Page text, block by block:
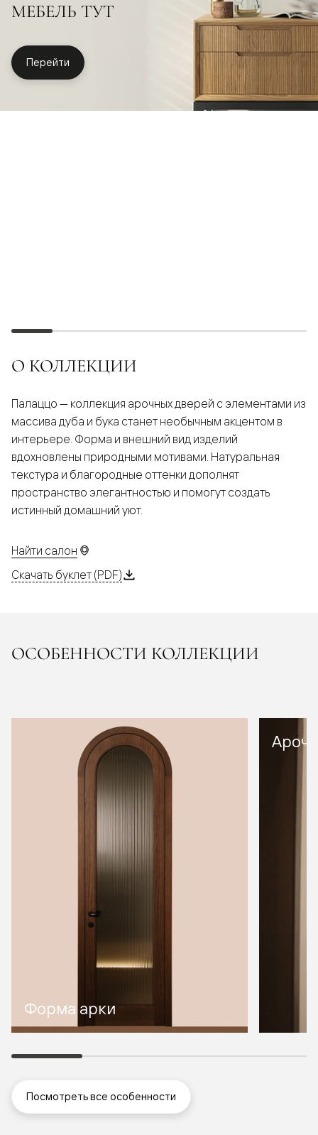
МЕБЕЛЬ ТУТ
Перейти
О КОЛЛЕКЦИИ
Палаццо — коллекция арочных дверей с элементами из
массива дуба и бука станет необычным акцентом в
интерьере. Форма и внешний вид изделий
вдохновлены природными мотивами. Натуральная
текстура и благородные оттенки дополнят
пространство элегантностью и помогут создать
истинный домашний уют.
Найти салон
Скачать буклет (PDF)
ОСОБЕННОСТИ КОЛЛЕКЦИИ
Форма арки
Посмотреть все особенности